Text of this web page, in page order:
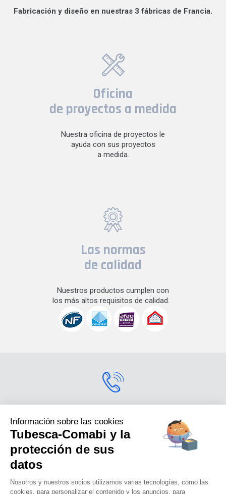
Fabricación y diseño en nuestras 3 fábricas de Francia.
Oficina
de proyectos a medida
Nuestra oficina de proyectos le
ayuda con sus proyectos
a medida.
Las normas
de calidad
Nuestros productos cumplen con
los más altos requisitos de calidad.
Para más información
sobre nuestros productos,
contáctenos.s
+33 (0) 4 74 00 90 90
Información sobre las cookies
Tubesca-Comabi y la
protección de sus
datos
Nosotros y nuestros socios utilizamos varias tecnologías, como las
cookies, para personalizar el contenido y los anuncios, para